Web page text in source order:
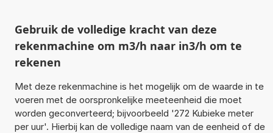
Gebruik de volledige kracht van deze
rekenmachine om m3/h naar in3/h om te
rekenen
Met deze rekenmachine is het mogelijk om de waarde in te
voeren met de oorspronkelijke meeteenheid die moet
worden geconverteerd; bijvoorbeeld '272 Kubieke meter
per uur'. Hierbij kan de volledige naam van de eenheid of de